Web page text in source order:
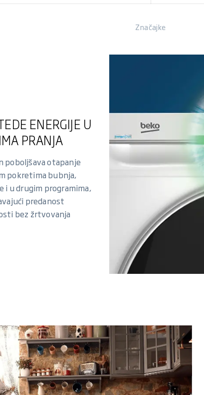
Značajke
ENERGIJE U
PRANJA
poboljšava otapanje
pokretima bubnja,
i u drugim programima,
predanost
bez žrtvovanja